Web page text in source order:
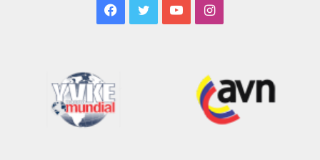
Facebook
TwitterYouTubeInstagram